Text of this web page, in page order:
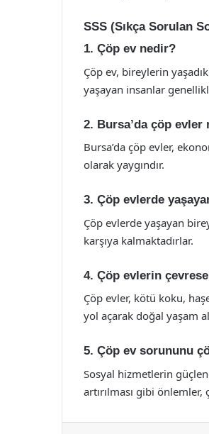
SSS (Sıkça Sorulan
1. Çöp ev nedir?
Çöp ev, bireylerin
yaşayan insanlar
2. Bursa’da çöp evler
Bursa’da çöp evler,
olarak yaygındır.
3. Çöp evlerde
Çöp evlerde yaşayan
karşıya kalmaktadırlar.
4. Çöp evlerin
Çöp evler, kötü koku,
yol açarak doğal yaşam
5. Çöp ev sorununu
Sosyal hizmetlerin
artırılması gibi